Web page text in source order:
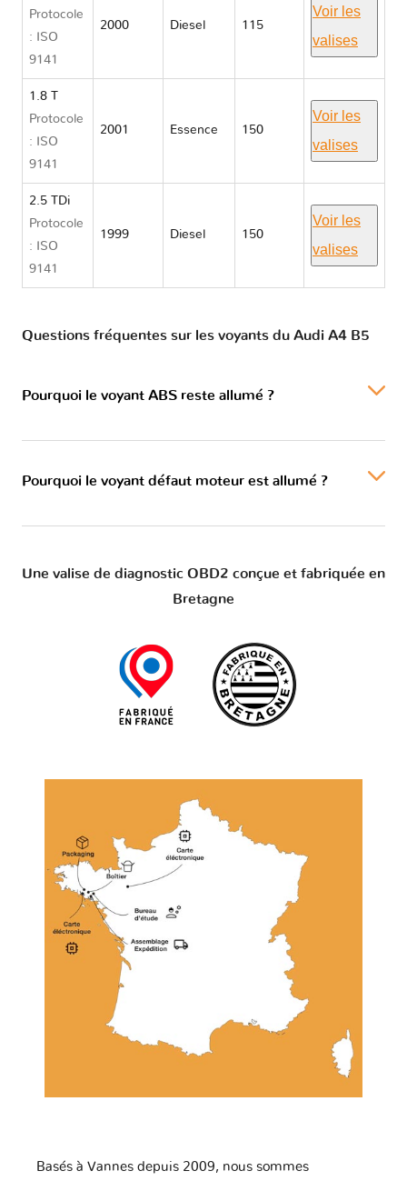
Protocole
: ISO
9141
2000 Diesel 115
Voir les
valises
1.8 T
Protocole
: ISO
9141
2001 Essence 150
Voir les
valises
2.5 TDi
Protocole
: ISO
9141
1999 Diesel 150
Voir les
valises
Questions fréquentes sur les voyants du Audi A4 B5
Pourquoi le voyant ABS reste allumé ?
Pourquoi le voyant défaut moteur est allumé ?
Une valise de diagnostic OBD2 conçue et fabriquée en
Bretagne
Basés à Vannes depuis 2009, nous sommes